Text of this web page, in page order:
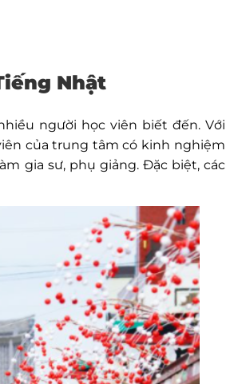
Nhật
người học viên biết đến. Với
của trung tâm có kinh nghiệm
gia sư, phụ giảng. Đặc biệt, các